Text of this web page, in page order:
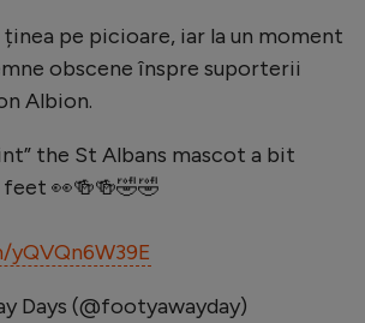
sporturi
2024
ținea pe picioare, iar la un moment
obscene înspre suporterii
Albion.
the St Albans mascot a bit
👀🍻🍻🤣🤣
Days (@footyawayday)